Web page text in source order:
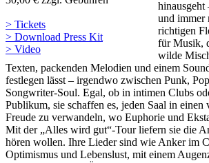
> Tickets
> Download Press Kit
> Video
und immer
richtigen
für Musik,
wilde
Texten, packenden Melodien und einem
festlegen lässt – irgendwo zwischen Punk,
Songwriter-Soul. Egal, ob in intimen Clubs
Publikum, sie schaffen es, jeden Saal in einen
Freude zu verwandeln, wo Euphorie und
Mit der „Alles wird gut“-Tour liefern sie die
hören wollen. Ihre Lieder sind wie Anker im
Optimismus und Lebenslust, mit einem